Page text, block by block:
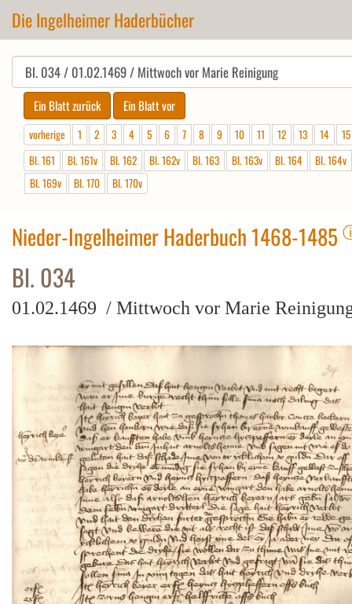
Die Ingelheimer Haderbücher
vorherige 1 2 3 4 5 6 7 8 9 10 11 12 13 14
15
Bl. 161
Bl. 161v Bl. 162 Bl. 162v Bl. 163 Bl. 163v Bl. 164
Bl. 164v
Bl. 169v
Bl. 170 Bl. 170v
Nieder-Ingelheimer Haderbuch 1468-1485
Bl. 034
01.02.1469 / Mittwoch vor Marie